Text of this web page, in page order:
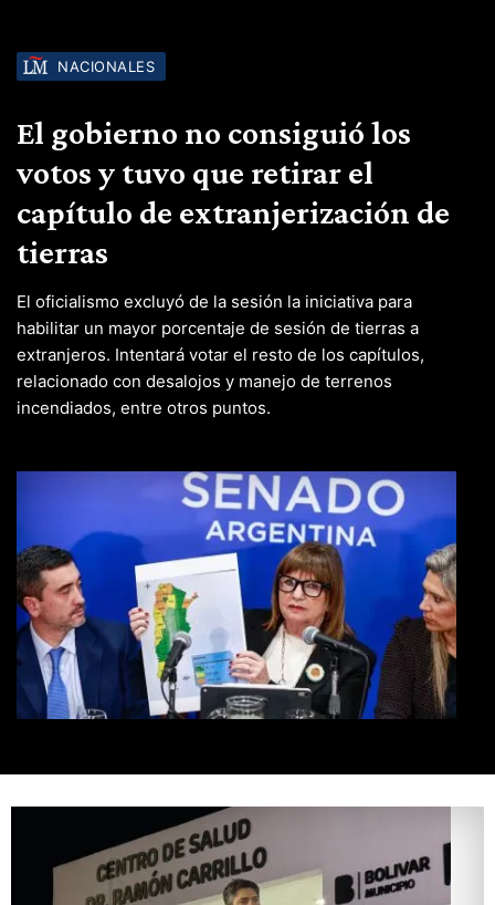
NACIONALES
El gobierno no consiguió los
votos y tuvo que retirar el
capítulo de extranjerización de
tierras
El oficialismo excluyó de la sesión la iniciativa para
habilitar un mayor porcentaje de sesión de tierras a
extranjeros. Intentará votar el resto de los capítulos,
relacionado con desalojos y manejo de terrenos
incendiados, entre otros puntos.